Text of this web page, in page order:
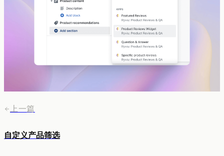
上一篇
自定义产品筛选